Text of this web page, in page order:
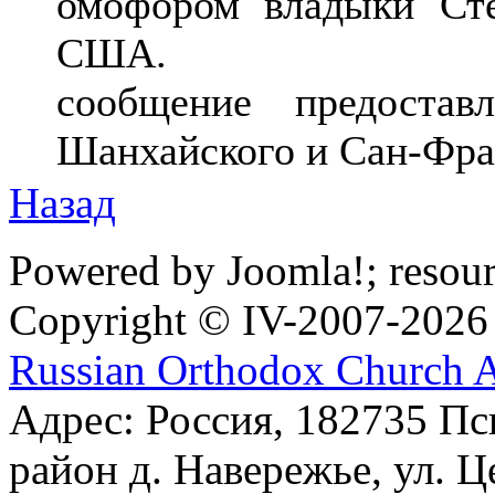
США.
сообщение
Шанхайского и Сан-
Назад
Powered by Joomla!;
Copyright © IV-2007-2026
Russian Orthodox Church
Адрес: Россия, 182735
район д. Навережье, ул.